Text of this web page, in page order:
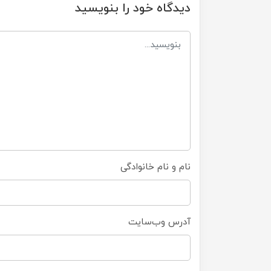
دیدگاه خود را بنویسید
نام و نام خانوادگی
آدرس وب‌سایت